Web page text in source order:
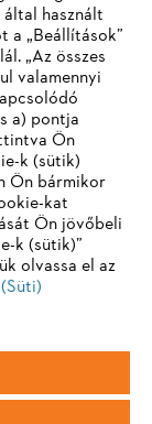
Für
Ihnen, zu
használt
„Beállítások”
„Az összes
valamennyi
a) pontja
Ön
k (sütik)
Ön bármikor
kat
Ön jövőbeli
k (sütik)”
olvassa el az